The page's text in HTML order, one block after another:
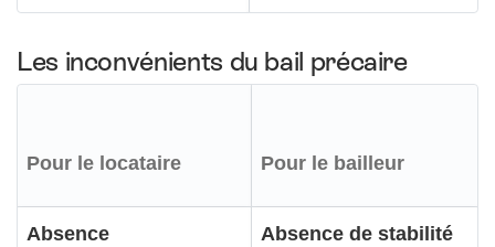
Les inconvénients du bail précaire
Pour le locataire Pour le bailleur
Absence
Absence de stabilité